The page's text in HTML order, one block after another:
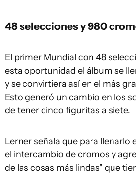
48 selecciones y 980
El primer Mundial con 48
esta oportunidad el álbum se
y se convirtiera así en el más
Esto generó un cambio en los
de tener cinco figuritas a siete.
Lerner señala que para llenarlo
el intercambio de cromos y
de las cosas más lindas" que